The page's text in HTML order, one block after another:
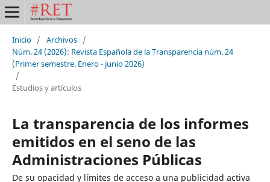
Inicio / Archivos /
Núm. 24 (2026): Revista Española de la Transparencia núm. 24
(Primer semestre. Enero - junio 2026)
/
Estudios y artículos
La transparencia de los informes
emitidos en el seno de las
Administraciones Públicas
De su opacidad y límites de acceso a una publicidad activa